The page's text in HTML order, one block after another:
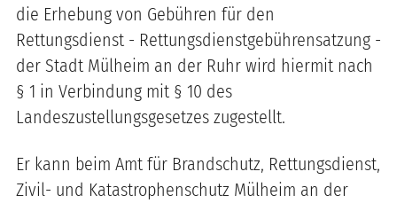
die Erhebung von Gebühren für den
Rettungsdienst - Rettungsdienstgebührensatzung -
der Stadt Mülheim an der Ruhr wird hiermit nach
§ 1 in Verbindung mit § 10 des
Landeszustellungsgesetzes zugestellt.
Er kann beim Amt für Brandschutz, Rettungsdienst,
Zivil- und Katastrophenschutz Mülheim an der